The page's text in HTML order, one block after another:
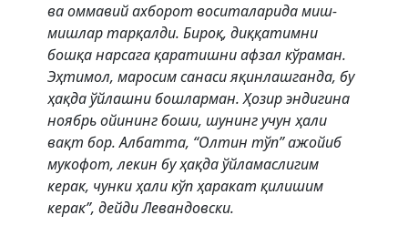
ва оммавий ахборот воситаларида миш-
мишлар тарқалди. Бироқ, диққатимни
бошқа нарсага қаратишни афзал кўраман.
Эҳтимол, маросим санаси яқинлашганда, бу
ҳақда ўйлашни бошларман. Ҳозир эндигина
ноябрь ойининг боши, шунинг учун ҳали
вақт бор. Албатта, “Олтин тўп” ажойиб
мукофот, лекин бу ҳақда ўйламаслигим
керак, чунки ҳали кўп ҳаракат қилишим
керак”, дейди Левандовски.